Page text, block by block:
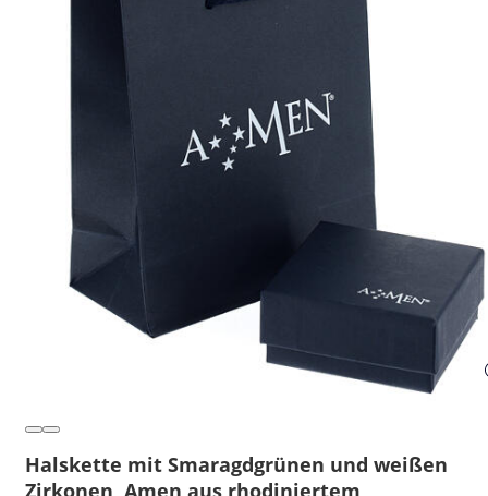
Halskette mit Smaragdgrünen und weißen
Zirkonen, Amen aus rhodiniertem